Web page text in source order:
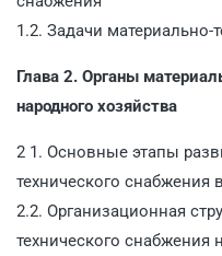
1.2. Задачи материально-
Глава 2. Органы
народного хозяйства
2 1. Основные этапы
технического снабжения
2.2. Организационная
технического снабжения